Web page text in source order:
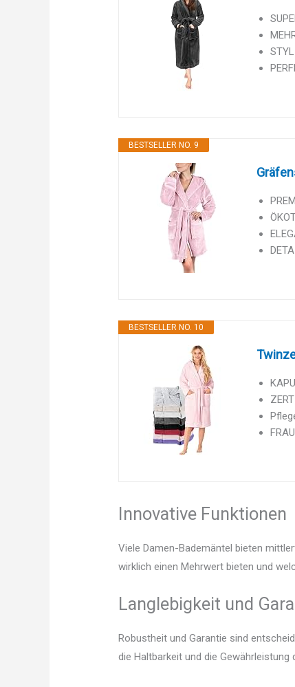
BESTSELLER NO. 9
BESTSELLER NO. 10
Innovative Funktionen
Viele Damen-Bademäntel bieten
wirklich einen Mehrwert bieten und
Langlebigkeit und
Robustheit und Garantie sind
die Haltbarkeit und die